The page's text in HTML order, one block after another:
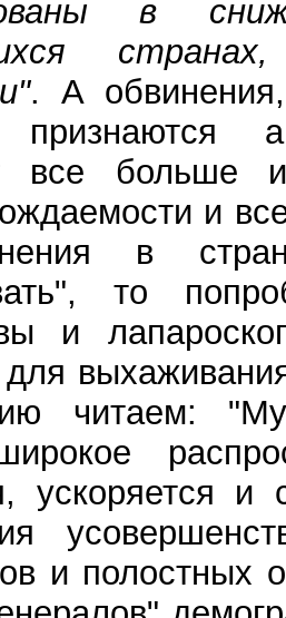
в
. А
все больше
и
в
то
и
для
читаем:
ускоряется и
и полостных